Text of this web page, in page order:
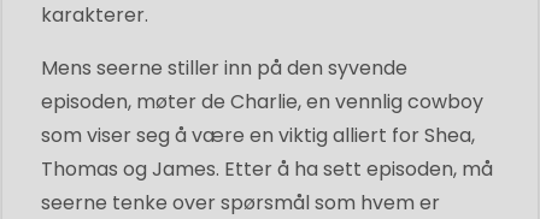
karakterer.
Mens seerne stiller inn på den syvende
episoden, møter de Charlie, en vennlig cowboy
som viser seg å være en viktig alliert for Shea,
Thomas og James. Etter å ha sett episoden, må
seerne tenke over spørsmål som hvem er